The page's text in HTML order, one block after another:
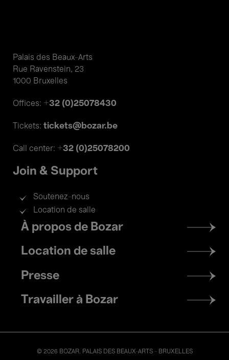
Palais des Beaux-Arts
Rue Ravenstein, 23
1000 Bruxelles
Offices: +32 (0)25078430
Tickets: tickets@bozar.be
Call center: +32 (0)25078200
Join & Support
Soutenez-nous
Location de salle
Footer
menu
À propos de Bozar
Location de salle
Presse
Travailler à Bozar
© 2026 BOZAR. PALAIS DES BEAUX-ARTS - BRUXELLES